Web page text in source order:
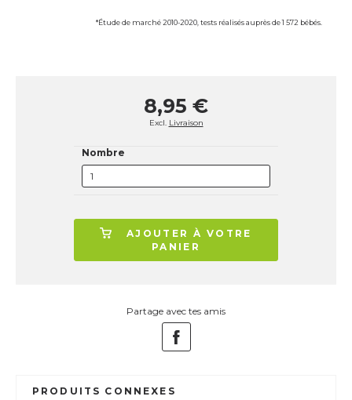
*Étude de marché 2010-2020, tests réalisés auprès de 1 572 bébés.
8,95 €
Excl. Livraison
Nombre
AJOUTER À VOTRE
PANIER
Partage avec tes amis
PRODUITS CONNEXES